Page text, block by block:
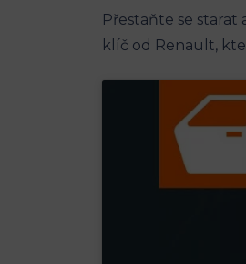
Přestaňte se
klíč od Renault,